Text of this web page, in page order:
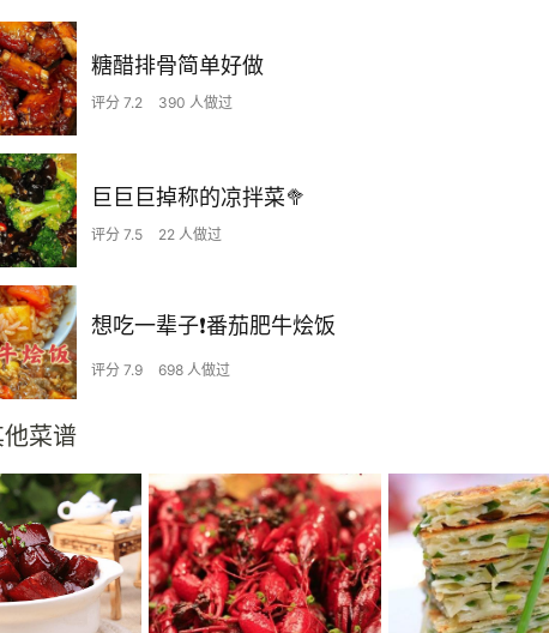
糖醋排骨简单好做
评分 7.2 390 人做过
巨巨巨掉称的凉拌菜🥦
评分 7.5 22 人做过
想吃一辈子❗️番茄肥牛烩饭
评分 7.9 698 人做过
菜谱